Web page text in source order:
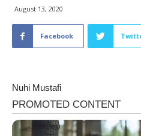
August 13, 2020
Facebook
Nuhi Mustafi